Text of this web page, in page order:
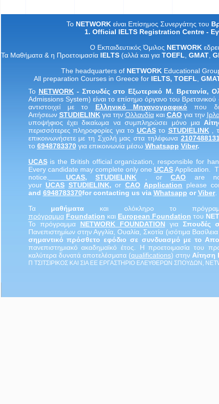
Το NETWORKείναι Επίσημος Συνεργάτης του
1. Official IELTS Registration Centre -
Ο Εκπαιδευτικός Όμιλος NETWORK
Τα Mαθήματα & η Προετοιμασία IELTS (αλλά και για TOEFL GMAT
The headquarters of NETWORKEducational
All preparation Courses in Greece for IELTS, TOEFL GMA
Το NETWORK- Σπουδές στο Εξωτερικό Μ. Βρετανία,
Admissions System) είναι το επίσημο όργανο του
αντιστοιχεί με το Ελληνικό Μηχανογραφικό που
Αιτήσεων STUDIELINK για την Ολλανδίακαι CAO για την
υποψήφιος έχει δικαίωμα να συμπληρώσει μόνο μια
περισσότερες πληροφορίες για το UCASτο STUDIELINK
,
επικοινωνήσετε με τη Σχολή μας στα τηλέφωνα
το 6948783370για επικοινωνία μέσω Whatsapp Viber.
UCASis the British official organization, responsible for
Every candidate may complete only one UCAS Application.
notice.
UCAS,STUDIELINK , orCAO are
your UCAS STUDIELINK,or CAO Application please
and 6948783370for contacting us via Whatsapp orViber.
Τα μαθήματα και ολόκληρο το
πρόγραμμα Foundation και European Foundation του
Το πρόγραμμα NETWORKFOUNDATION για Σπουδές
Πανεπιστημίων στην Αγγλία, Ουαλία, Σκοτία (ισότιμα
σημαντικό πρόσθετο εφόδιο σε συνδυασμό με το
πανεπιστημιακό ακαδημαϊκό έτος. Η προετοιμασία του
καλύτερα δυνατά αποτελέσματα (qualifications) στην Αίτηση
Π ΤΣΙΤΣΙΡΙΚΟΣ ΚΑΙ ΣΙΑ ΕΕ ΕΡΓΑΣΤΗΡΙΟ ΕΛΕΥΘΕΡΩΝ ΣΠΟΥΔΩΝ,